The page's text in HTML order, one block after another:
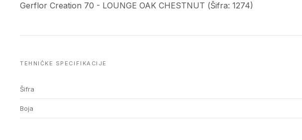
Gerflor Creation 70 - LOUNGE OAK CHESTNUT (Šifra: 1274)
TEHNIČKE SPECIFIKACIJE
Šifra
Boja